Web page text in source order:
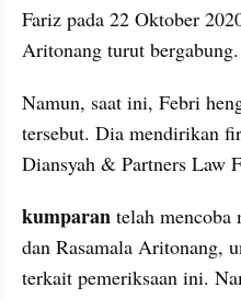
Fariz pada 22 Oktober
Aritonang turut bergabung.
Namun, saat ini, Febri
tersebut. Dia mendirikan
Diansyah & Partners Law
kumparan telah mencoba
dan Rasamala Aritonang,
terkait pemeriksaan ini.